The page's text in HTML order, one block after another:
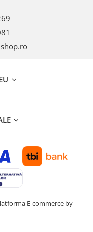
E-commerce by